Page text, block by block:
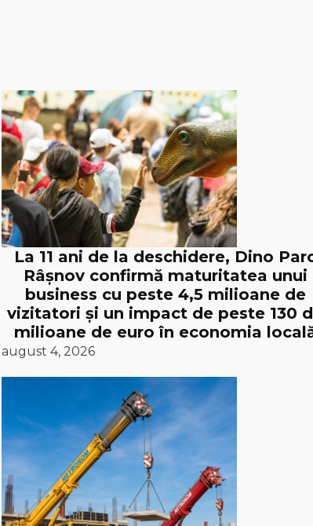
La 11 ani de la deschidere, Dino
Râșnov confirmă maturitatea unui
business cu peste 4,5 milioane de
vizitatori și un impact de peste 130
milioane de euro în economia
august 4, 2026